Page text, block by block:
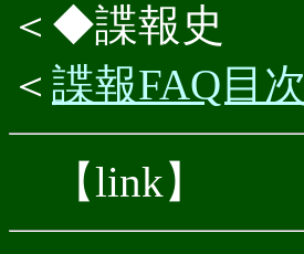
＜◆諜報史
＜ 諜報FAQ目次
【link】